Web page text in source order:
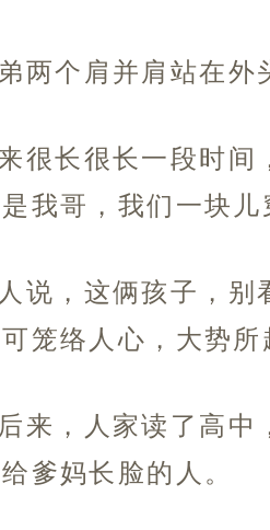
两个肩并肩站在外
很长很长一段时
我哥，我们一块儿
说，这俩孩子，别
笼络人心，大势所
来，人家读了高中
爹妈长脸的人。